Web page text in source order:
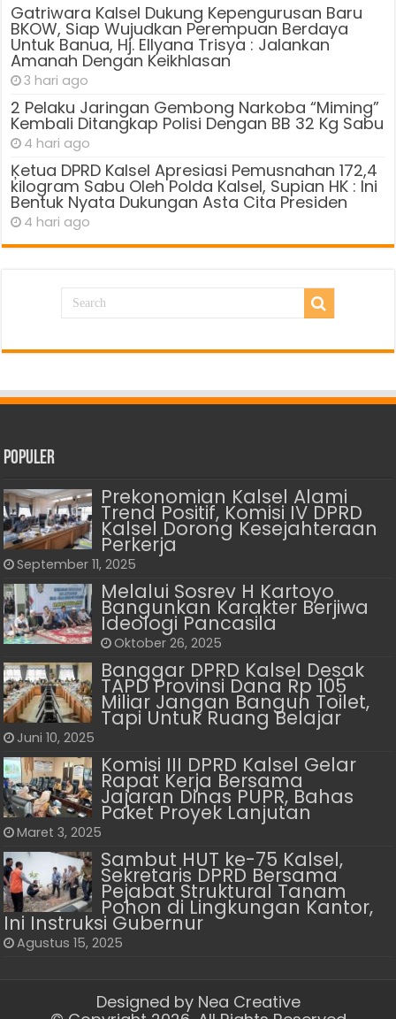
Gatriwara Kalsel Dukung Kepengurusan Baru
BKOW, Siap Wujudkan Perempuan Berdaya
Untuk Banua, Hj. Ellyana Trisya : Jalankan
Amanah Dengan Keikhlasan
3 hari ago
2 Pelaku Jaringan Gembong Narkoba “Miming”
Kembali Ditangkap Polisi Dengan BB 32 Kg Sabu
4 hari ago
Ķetua DPRD Kalsel Apresiasi Pemusnahan 172,4
kilogram Sabu Oleh Polda Kalsel, Supian HK : Ini
Bentuk Nyata Dukungan Asta Cita Presiden
4 hari ago
Populer
Prekonomian Kalsel Alami
Trend Positif, Komisi IV DPRD
Kalsel Dorong Kesejahteraan
Perkerja
September 11, 2025
Melalui Sosrev H Kartoyo
Bangunkan Karakter Berjiwa
Ideologi Pancasila
Oktober 26, 2025
Banggar DPRD Kalsel Desak
TAPD Provinsi Dana Rp 105
Miliar Jangan Bangun Toilet,
Tapi Untuk Ruang Belajar
Juni 10, 2025
Komisi III DPRD Kalsel Gelar
Rapat Kerja Bersama
Jajaran Dinas PUPR, Bahas
Paket Proyek Lanjutan
Maret 3, 2025
Sambut HUT ke-75 Kalsel,
Sekretaris DPRD Bersama
Pejabat Struktural Tanam
Pohon di Lingkungan Kantor,
Ini Instruksi Gubernur
Agustus 15, 2025
Designed by Nea Creative